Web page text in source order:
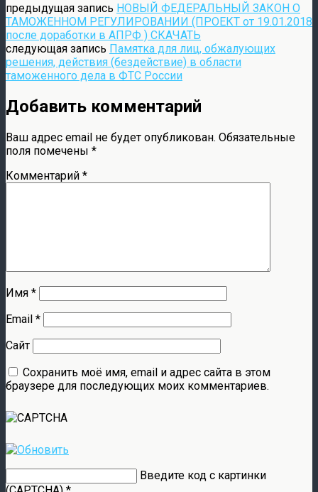
предыдущая запись НОВЫЙ ФЕДЕРАЛЬНЫЙ ЗАКОН О
ТАМОЖЕННОМ РЕГУЛИРОВАНИИ (ПРОЕКТ от 19.01.2018
после доработки в АПРФ ) СКАЧАТЬ
следующая запись Памятка для лиц, обжалующих
решения, действия (бездействие) в области
таможенного дела в ФТС России
Добавить комментарий
Ваш адрес email не будет опубликован. Обязательные
поля помечены *
Комментарий *
Имя *
Email *
Сайт
Сохранить моё имя, email и адрес сайта в этом
браузере для последующих моих комментариев.
Введите код с картинки